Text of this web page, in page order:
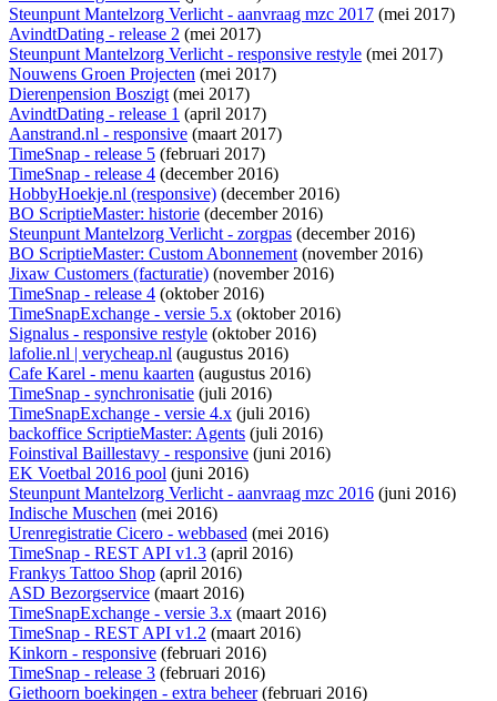
Steunpunt Mantelzorg Verlicht - aanvraag mzc 2017 (mei 2017)
AvindtDating - release 2 (mei 2017)
Steunpunt Mantelzorg Verlicht - responsive restyle (mei 2017)
Nouwens Groen Projecten (mei 2017)
Dierenpension Boszigt(mei 2017)
AvindtDating - release 1 (april 2017)
Aanstrand.nl - responsive (maart 2017)
TimeSnap - release 5 (februari 2017)
TimeSnap - release 4 (december 2016)
HobbyHoekje.nl (responsive) (december 2016)
BO ScriptieMaster: historie (december 2016)
Steunpunt Mantelzorg Verlicht - zorgpas (december 2016)
BO ScriptieMaster: Custom Abonnement(november 2016)
Jixaw Customers (facturatie) (november 2016)
TimeSnap - release 4 (oktober 2016)
TimeSnapExchange - versie 5.x (oktober 2016)
Signalus - responsive restyle (oktober 2016)
lafolie.nl | verycheap.nl (augustus 2016)
Cafe Karel - menu kaarten (augustus 2016)
TimeSnap - synchronisatie (juli 2016)
TimeSnapExchange - versie 4.x (juli 2016)
backoffice ScriptieMaster: Agents (juli 2016)
Foinstival Baillestavy - responsive (juni 2016)
EK Voetbal 2016 pool (juni 2016)
Steunpunt Mantelzorg Verlicht - aanvraag mzc 2016 (juni 2016)
Indische Muschen (mei 2016)
Urenregistratie Cicero - webbased (mei 2016)
TimeSnap - REST API v1.3 (april 2016)
Frankys Tattoo Shop (april 2016)
ASD Bezorgservice (maart 2016)
TimeSnapExchange - versie 3.x (maart 2016)
TimeSnap - REST API v1.2 (maart 2016)
Kinkorn - responsive (februari 2016)
TimeSnap - release 3 (februari 2016)
Giethoorn boekingen - extra beheer(februari 2016)